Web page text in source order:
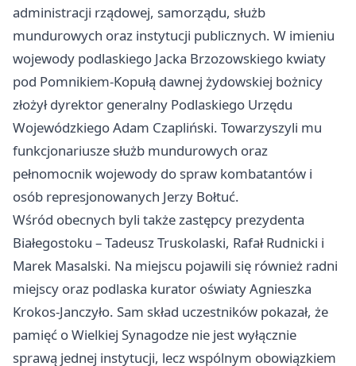
administracji rządowej, samorządu, służb
mundurowych oraz instytucji publicznych. W imieniu
wojewody podlaskiego Jacka Brzozowskiego kwiaty
pod Pomnikiem-Kopułą dawnej żydowskiej bożnicy
złożył dyrektor generalny Podlaskiego Urzędu
Wojewódzkiego Adam Czapliński. Towarzyszyli mu
funkcjonariusze służb mundurowych oraz
pełnomocnik wojewody do spraw kombatantów i
osób represjonowanych Jerzy Bołtuć.
Wśród obecnych byli także zastępcy prezydenta
Białegostoku – Tadeusz Truskolaski, Rafał Rudnicki i
Marek Masalski. Na miejscu pojawili się również radni
miejscy oraz podlaska kurator oświaty Agnieszka
Krokos-Janczyło. Sam skład uczestników pokazał, że
pamięć o Wielkiej Synagodze nie jest wyłącznie
sprawą jednej instytucji, lecz wspólnym obowiązkiem